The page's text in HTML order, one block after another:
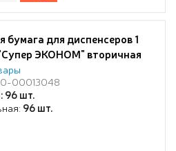
бумага для диспенсеров 1
ЭКОНОМ" вторичная
Т2)
00013048
96 шт.
96 шт.